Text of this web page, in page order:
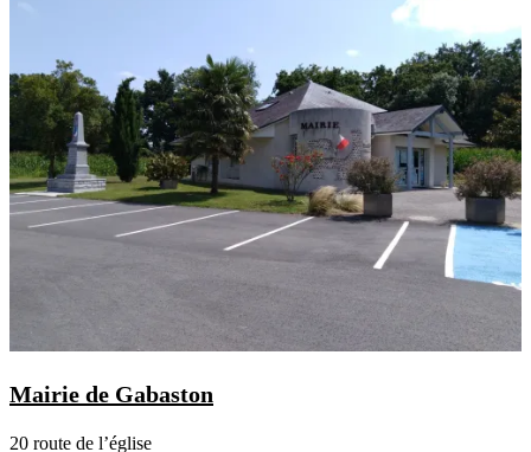
Mairie de Gabaston
20 route de l’église